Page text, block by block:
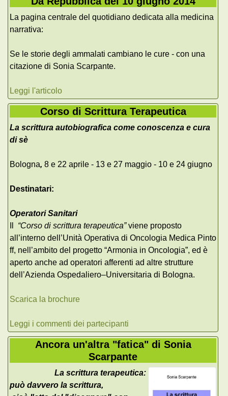
La pagina centrale del quotidiano dedicata alla medicina
narrativa:
Se le storie degli ammalati cambiano le cure - con una
citazione di Sonia Scarpante.
Leggi l'articolo
Corso di Scrittura Terapeutica
La scrittura autobiografica come conoscenza e cura
di sè
Bologna, 8 e 22 aprile - 13 e 27 maggio - 10 e 24 giugno
Destinatari:
Operatori Sanitari
“Corso di scrittura terapeutica”viene proposto
all’interno dell’Unità Operativa di Oncologia Medica Pinto
ff, nell’ambito del progetto “Armonia in Oncologia”, ed è
aperto anche ad operatori afferenti ad altre strutture
dell’Azienda Ospedaliero–Universitaria di Bologna.
Scarica la brochure
Leggi i commenti dei partecipanti
Ancora un'altra "fatica" di Sonia
Scarpante
La scrittura terapeutica:
può davvero la scrittura,